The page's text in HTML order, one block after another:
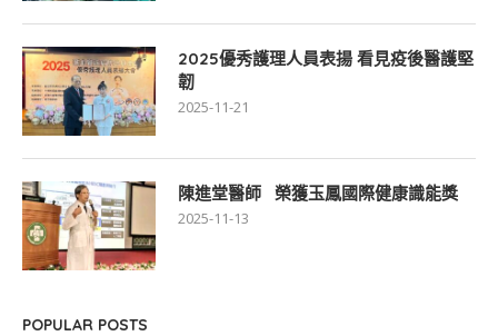
2025優秀護理人員表揚 看見疫後醫護堅
韌
2025-11-21
陳進堂醫師 榮獲玉鳳國際健康識能獎
2025-11-13
POPULAR POSTS